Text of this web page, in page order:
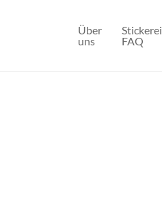
Über
uns
Stickerei
FAQ